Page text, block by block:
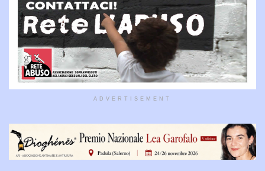
ADVERTISEMENT